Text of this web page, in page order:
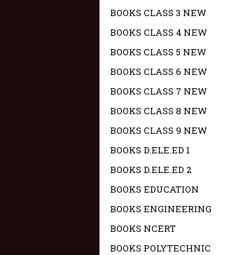
BOOKS CLASS 3 NEW
BOOKS CLASS 4 NEW
BOOKS CLASS 5 NEW
BOOKS CLASS 6 NEW
BOOKS CLASS 7 NEW
BOOKS CLASS 8 NEW
BOOKS CLASS 9 NEW
BOOKS D.ELE.ED 1
BOOKS D.ELE.ED 2
BOOKS EDUCATION
BOOKS ENGINEERING
BOOKS NCERT
BOOKS POLYTECHNIC